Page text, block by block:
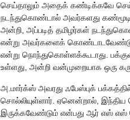
செய்தாலும் அதைக் கண்டிக்கவே
நடந்துகொண்டால் அவர்களது
அன்றி, அப்படித் தமிழர்கள்
என்று அவர்களைக்
என்று நொந்துகொள்ளக்கூடாது.
உள்ளது, அன்றி வன்முறையாக ஒரு
அ.மார்க்ஸ் அவரது ஃபேஸ்புக்
சொல்லியுள்ளார். ஏனென்றால், இந்திய
இருக்கவேண்டும் என்பது ஆர் எஸ் எஸ்